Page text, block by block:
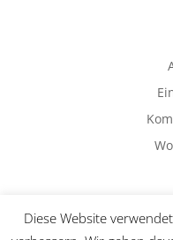
Diese Website